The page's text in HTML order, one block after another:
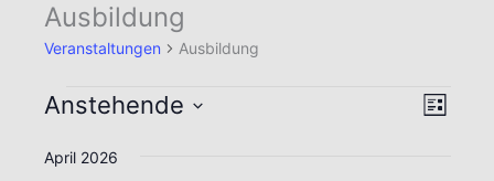
Ausbildung
Veranstaltungen Ausbildung
Veranstaltungen
Liste
Anstehende
wählen.
April 2026